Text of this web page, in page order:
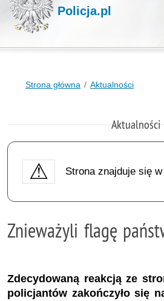
Policja.pl
Strona główna Aktualności
Aktualności
Strona znajduje się
Znieważyli flagę
Zdecydowaną reakcją ze
policjantów zakończyło się